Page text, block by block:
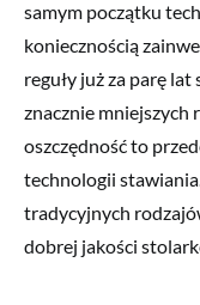
samym początku
koniecznością
reguły już za parę
znacznie mniejszych
oszczędność to
technologii
tradycyjnych
dobrej jakości